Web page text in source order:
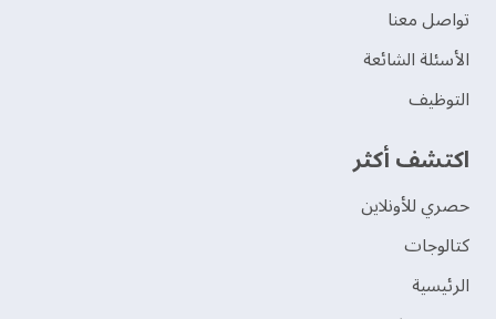
تواصل معنا
الأسئلة الشائعة
التوظيف
اكتشف أكثر
حصري للأونلاين
‫كتالوجات‬
الرئيسية